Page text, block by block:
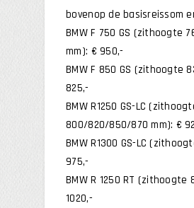
bovenop de basisreissom
BMW F 750 GS (zithoogte
mm): € 950,-
BMW F 850 GS (zithoogte
825,-
BMW R1250 GS-LC
800/820/850/870 mm): €
BMW R1300 GS-LC
975,-
BMW R 1250 RT (zithoogte
1020,-